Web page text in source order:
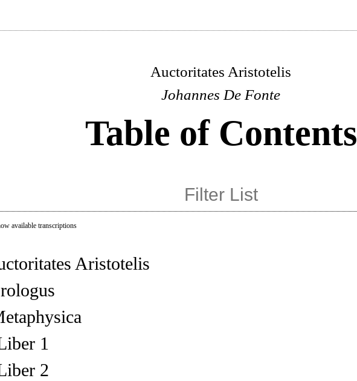
Auctoritates Aristotelis
Johannes De Fonte
Table of Contents
available transcriptions
Aristotelis
1
2